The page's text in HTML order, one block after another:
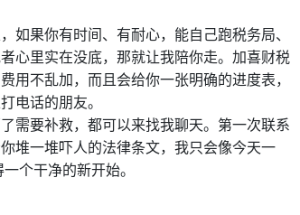
如果你有时间、有耐心，能自己跑税务局、
心里实在没底，那就让我陪你走。加喜财税
用不乱加，而且会给你一张明确的进度表，
电话的朋友。
需要补救，都可以来找我聊天。第一次联系
堆一堆吓人的法律条文，我只会像今天一
个干净的新开始。